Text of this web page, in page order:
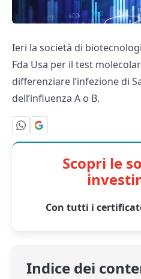
Ieri la società di
Fda Usa per il test
differenziare l’infezione di
dell’influenza A o B.
Scopri le
Con tutti i
Indice dei